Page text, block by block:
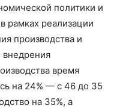
политики и
рамках реализации
производства и
внедрения
время
на 24% — с 46 до 35
на 35%, а